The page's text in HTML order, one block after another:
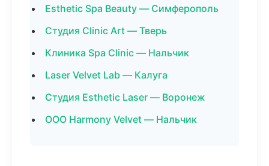
Esthetic Spa Beauty — Симферополь
Студия Clinic Art — Тверь
Клиника Spa Clinic — Нальчик
Laser Velvet Lab — Калуга
Студия Esthetic Laser — Воронеж
ООО Harmony Velvet — Нальчик